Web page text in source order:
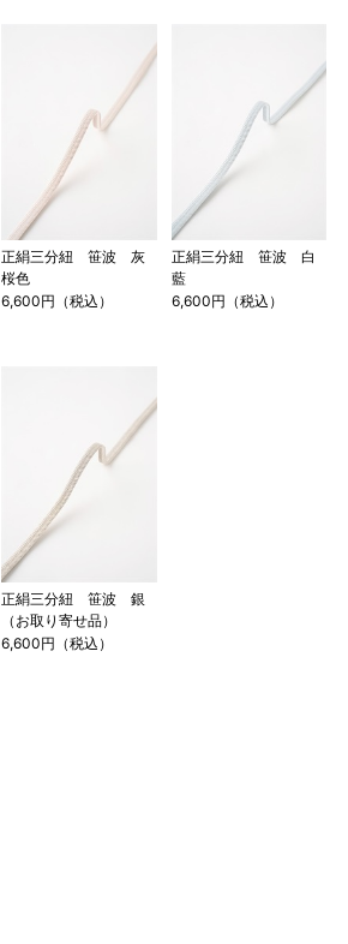
正絹三分紐 笹波 灰
桜色
6,600円（税込）
正絹三分紐 笹波 白
藍
6,600円（税込）
正絹三分紐 笹波 銀
（お取り寄せ品）
6,600円（税込）